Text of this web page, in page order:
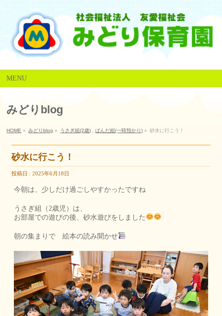
MENU
みどりblog
HOME » みどりblog » うさぎ組(2歳) ,ぱんだ組(一時預かり) » 砂水に行こう！
砂水に行こう！
投稿日 : 2025年6月18日
今朝は、少しだけ過ごしやすかったですね
うさぎ組（2歳児）は、
お部屋での遊びの後、砂水遊びをしました
朝の集まりで 絵本の読み聞かせ